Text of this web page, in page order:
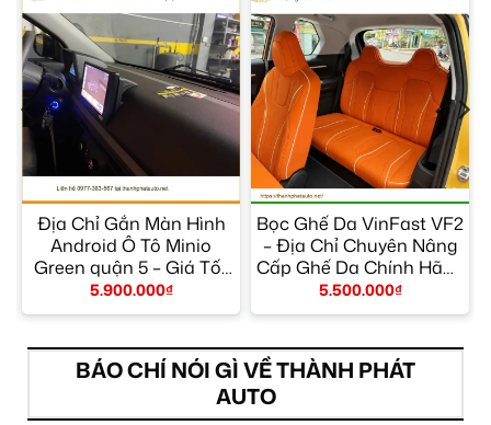
Địa Chỉ Gắn Màn Hình
Android Ô Tô Minio
Green quận 5 – Giá Tốt
TPHCM
5.900.000₫
Bọc Ghế Da VinFast VF2
– Địa Chỉ Chuyên Nâng
Cấp Ghế Da Chính Hãng
TPHCM
5.500.000₫
BÁO CHÍ NÓI GÌ VỀ THÀNH PHÁT
AUTO